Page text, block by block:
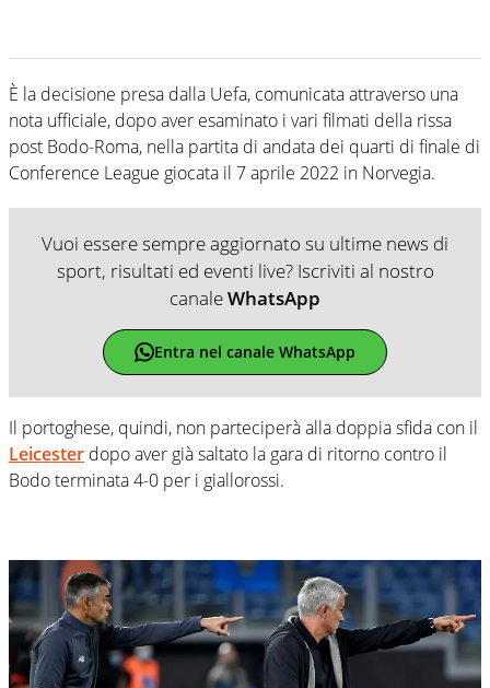
È la decisione presa dalla Uefa, comunicata attraverso una
nota ufficiale, dopo aver esaminato i vari filmati della rissa
post Bodo-Roma, nella partita di andata dei quarti di finale di
Conference League giocata il 7 aprile 2022 in Norvegia.
Vuoi essere sempre aggiornato su ultime news di
sport, risultati ed eventi live? Iscriviti al nostro
canaleWhatsApp
Entra nel canale WhatsApp
Il portoghese, quindi, non parteciperà alla doppia sfida con il
Leicester dopo aver già saltato la gara di ritorno contro il
Bodo terminata 4-0 per i giallorossi.